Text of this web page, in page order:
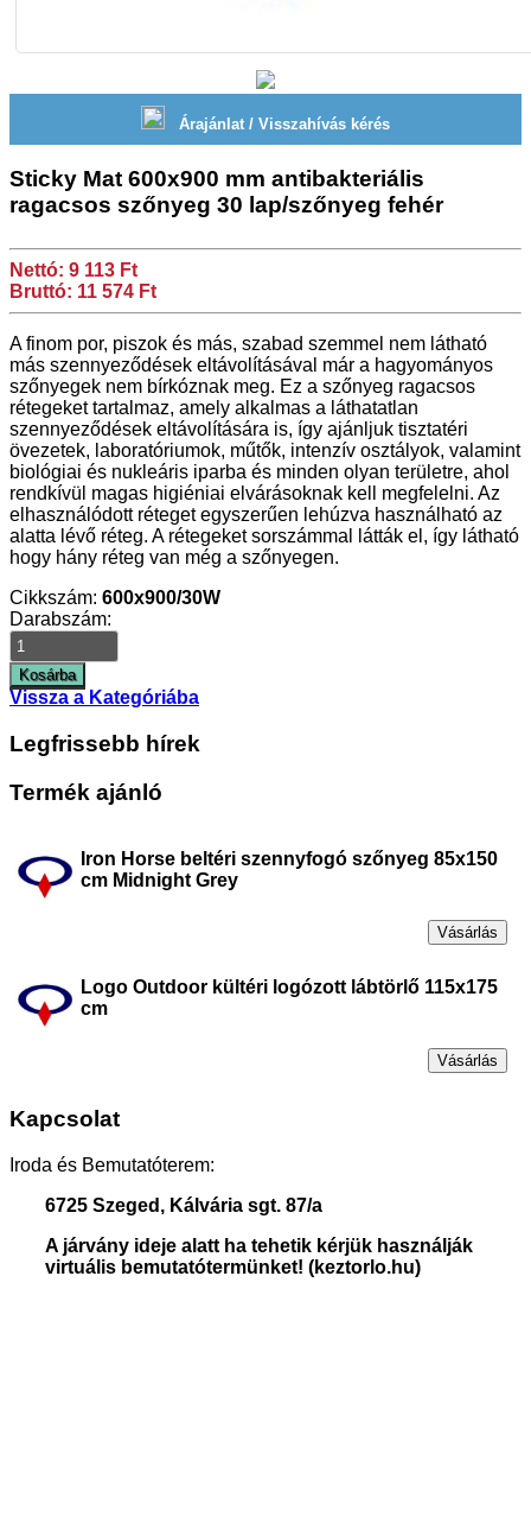
Árajánlat / Visszahívás kérés
Sticky Mat 600x900 mm antibakteriális
ragacsos szőnyeg 30 lap/szőnyeg fehér
Nettó: 9 113 Ft
Bruttó: 11 574 Ft
A finom por, piszok és más, szabad szemmel nem látható
más szennyeződések eltávolításával már a hagyományos
szőnyegek nem bírkóznak meg. Ez a szőnyeg ragacsos
rétegeket tartalmaz, amely alkalmas a láthatatlan
szennyeződések eltávolítására is, így ajánljuk tisztatéri
övezetek, laboratóriumok, műtők, intenzív osztályok, valamint
biológiai és nukleáris iparba és minden olyan területre, ahol
rendkívül magas higiéniai elvárásoknak kell megfelelni. Az
elhasználódott réteget egyszerűen lehúzva használható az
alatta lévő réteg. A rétegeket sorszámmal látták el, így látható
hogy hány réteg van még a szőnyegen.
Cikkszám: 600x900/30W
Darabszám:
Vissza a Kategóriába
Legfrissebb hírek
Termék ajánló
Iron Horse beltéri szennyfogó szőnyeg 85x150
cm Midnight Grey
Vásárlás
Logo Outdoor kültéri logózott lábtörlő 115x175
cm
Vásárlás
Kapcsolat
Iroda és Bemutatóterem:
6725 Szeged, Kálvária sgt. 87/a
A járvány ideje alatt ha tehetik kérjük használják
virtuális bemutatótermünket! (keztorlo.hu)